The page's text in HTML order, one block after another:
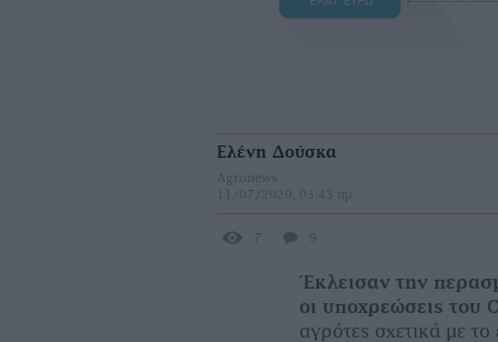
Ελένη Δούσκα
Agronews
11/07/2020, 03:43 πμ
7 9
Έκλεισαν την
οι υποχρεώσεις
αγρότες σχετικά µε το